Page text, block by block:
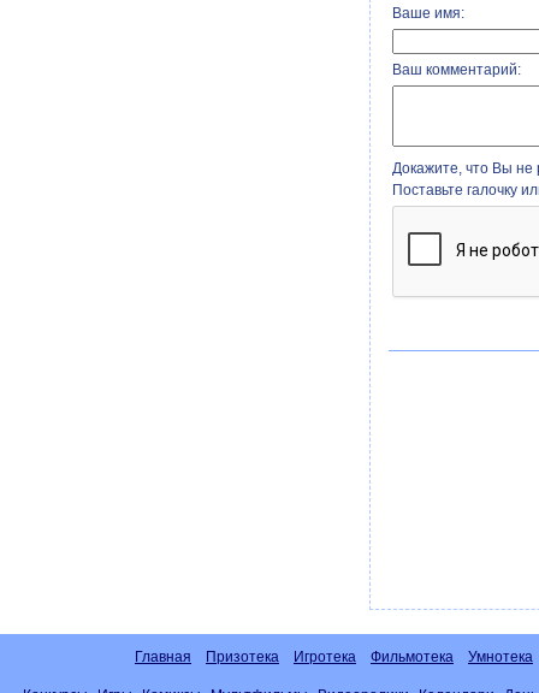
Ваше имя:
Ваш комментарий:
Докажите, что Вы не
Поставьте галочку
Главная Призотека Игротека Фильмотека Умнотека